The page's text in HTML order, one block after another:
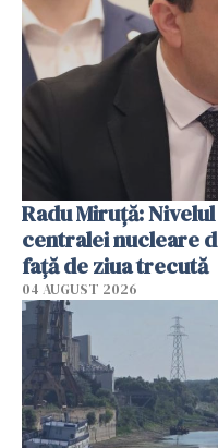
Radu Miruţă:
centralei nucleare
faţă de ziua trecută
04 AUGUST 2026